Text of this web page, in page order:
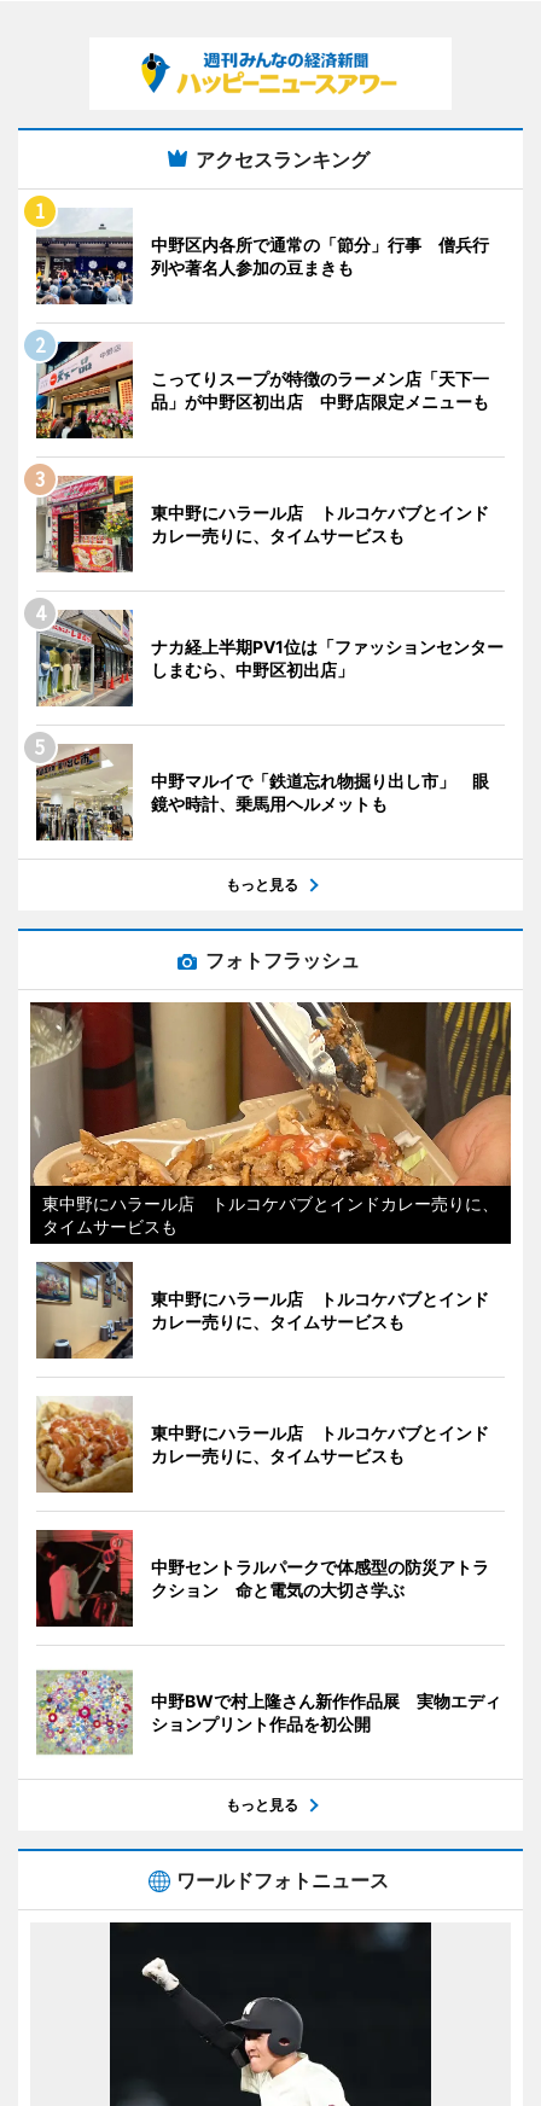
アクセスランキング
中野区内各所で通常の「節分」行事 僧兵行
列や著名人参加の豆まきも
こってりスープが特徴のラーメン店「天下一
品」が中野区初出店 中野店限定メニューも
東中野にハラール店 トルコケバブとインド
カレー売りに、タイムサービスも
ナカ経上半期PV1位は「ファッションセンター
しまむら、中野区初出店」
中野マルイで「鉄道忘れ物掘り出し市」 眼
鏡や時計、乗馬用ヘルメットも
もっと見る
フォトフラッシュ
東中野にハラール店 トルコケバブとインドカレー売りに、
タイムサービスも
東中野にハラール店 トルコケバブとインド
カレー売りに、タイムサービスも
東中野にハラール店 トルコケバブとインド
カレー売りに、タイムサービスも
中野セントラルパークで体感型の防災アトラ
クション 命と電気の大切さ学ぶ
中野BWで村上隆さん新作作品展 実物エディ
ションプリント作品を初公開
もっと見る
ワールドフォトニュース